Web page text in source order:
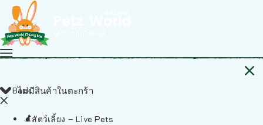
ไม่มีสินค้าในตะกร้า
Back
สัตว์เลี้ยง – Live Pets